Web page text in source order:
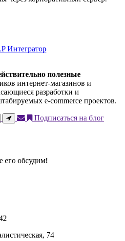
Интегратор
полезные
интернет-магазинов и
разработки и
e-commerce проектов.
Подписаться на блог
его обсудим!
74